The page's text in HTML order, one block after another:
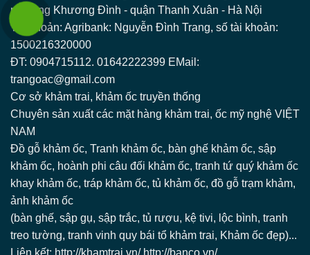
phường Khương Đình - quận Thanh Xuân - Hà Nội
Tài khoản: Agribank: Nguyễn Đình Trang, số tài khoản:
1500216320000
ĐT: 0904715112. 01642222399 EMail:
trangoac@gmail.com
Cơ sở khảm trai, khảm ốc truyền thống
Chuyên sản xuất các mặt hàng khảm trai, ốc mỹ nghệ VIỆT
NAM
Đồ gỗ khảm ốc, Tranh khảm ốc, bàn ghế khảm ốc, sập
khảm ốc, hoành phi câu đối khảm ốc, tranh tứ quý khảm ốc
khay khảm ốc, tráp khảm ốc, tủ khảm ốc, đồ gỗ trạm khảm,
ảnh khảm ốc
(bàn ghế, sập gụ, sập trắc, tủ rượu, kệ tivi, lộc bình, tranh
treo tường, tranh vinh quy bái tổ khảm trai, Khảm ốc đẹp)...
Liên kết: http://khamtrai.vn/ http://banco.vn/